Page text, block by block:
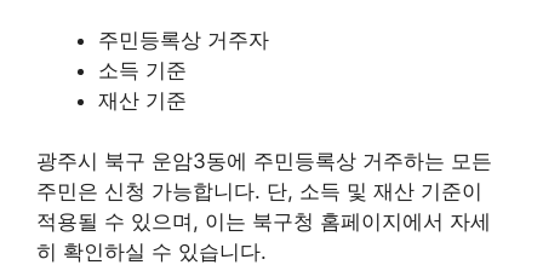
주민등록상 거주자
소득 기준
재산 기준
광주시 북구 운암3동에 주민등록상 거주하는 모든
주민은 신청 가능합니다. 단, 소득 및 재산 기준이
적용될 수 있으며, 이는 북구청 홈페이지에서 자세
히 확인하실 수 있습니다.